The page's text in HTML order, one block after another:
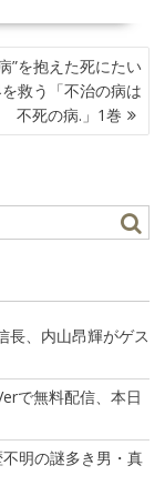
”を抱えた死にたい
救う「不治の病は
不死の病.」1巻
長、内山昂輝がゲス
で無料配信、本日
明の謎多き男・真